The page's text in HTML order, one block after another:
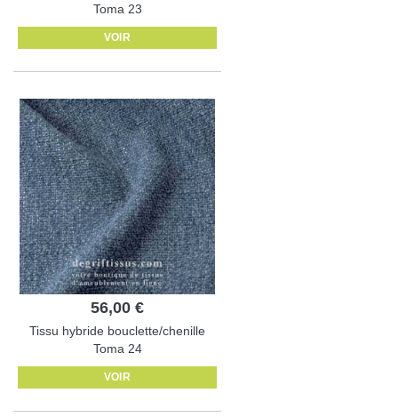
Toma 23
VOIR
56,00 €
Tissu hybride bouclette/chenille
Toma 24
VOIR